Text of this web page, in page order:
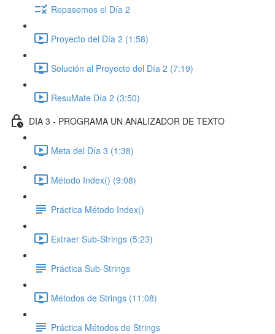
Repasemos el Día 2
Proyecto del Día 2 (1:58)
Solución al Proyecto del Día 2 (7:19)
ResuMate Día 2 (3:50)
DIA 3 - PROGRAMA UN ANALIZADOR DE TEXTO
Meta del Día 3 (1:38)
Método Index() (9:08)
Práctica Método Index()
Extraer Sub-Strings (5:23)
Práctica Sub-Strings
Métodos de Strings (11:08)
Práctica Métodos de Strings